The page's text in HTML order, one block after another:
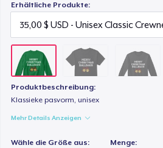
Erhältliche Produkte:
Produktbeschreibung:
Klassieke pasvorm, unisex
Mehr Details Anzeigen
Wähle die Größe aus: Menge: